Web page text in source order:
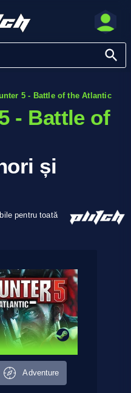
5 - Battle of the Atlantic
- Battle of
și
pentru toată
Adventure